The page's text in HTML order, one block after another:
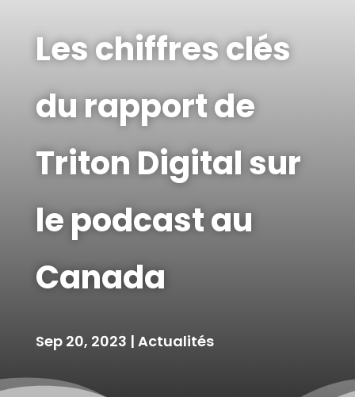
Les chiffres clés
du rapport de
Triton Digital sur
le podcast au
Canada
Sep 20, 2023 | Actualités